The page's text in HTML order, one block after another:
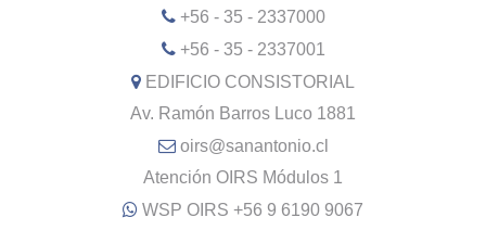
+56 - 35 - 2337000
+56 - 35 - 2337001
EDIFICIO CONSISTORIAL
Av. Ramón Barros Luco 1881
oirs@sanantonio.cl
Atención OIRS Módulos 1
WSP OIRS +56 9 6190 9067